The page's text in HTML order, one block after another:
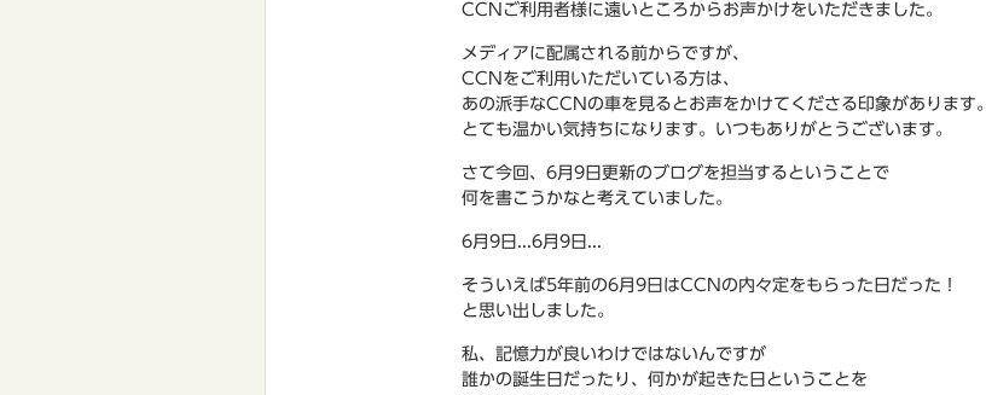
CCNご利用者様に遠いところからお声かけをいただきました。
メディアに配属される前からですが、
CCNをご利用いただいている方は、
あの派手なCCNの車を見るとお声をかけてくださる印象があります。
とても温かい気持ちになります。いつもありがとうございます。
さて今回、6月9日更新のブログを担当するということで
何を書こうかなと考えていました。
6月9日...6月9日...
そういえば5年前の6月9日はCCNの内々定をもらった日だった！
と思い出しました。
私、記憶力が良いわけではないんですが
誰かの誕生日だったり、何かが起きた日ということを